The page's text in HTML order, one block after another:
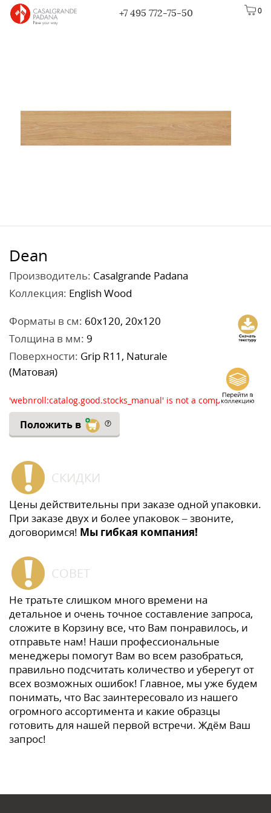
0
+7 495 772-75-50
Dean
Производитель: Casalgrande Padana
Коллекция: English Wood
Форматы в см: 60x120, 20x120
Толщина в мм: 9
Поверхности: Grip R11, Naturale
(Матовая)
'webnroll:catalog.good.stocks_manual' is not a component
Положить в
СКИДКИ
Цены действительны при заказе одной упаковки.
При заказе двух и более упаковок – звоните,
договоримся! Мы гибкая компания!
СОВЕТ
Не тратьте слишком много времени на
детальное и очень точное составление запроса,
сложите в Корзину все, что Вам понравилось, и
отправьте нам! Наши профессиональные
менеджеры помогут Вам во всем разобраться,
правильно подсчитать количество и уберегут от
всех возможных ошибок! Главное, мы уже будем
понимать, что Вас заинтересовало из нашего
огромного ассортимента и какие образцы
готовить для нашей первой встречи. Ждём Ваш
запрос!